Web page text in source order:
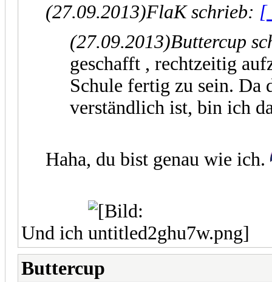
(27.09.2013)FlaK schrieb: [
(27.09.2013)Buttercup
geschafft , rechtzeitig
Schule fertig zu sein. Da
verständlich ist, bin ich
Haha, du bist genau wie ich.
Und ich
Buttercup